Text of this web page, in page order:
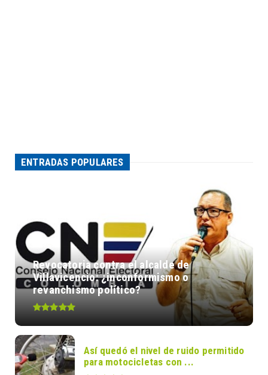
ENTRADAS POPULARES
Revocatoria contra el alcalde de
Villavicencio: ¿inconformismo o
revanchismo político?
Así quedó el nivel de ruido permitido
para motocicletas con ...